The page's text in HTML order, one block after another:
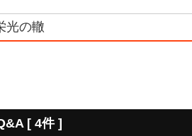
光の轍
[ 4件 ]